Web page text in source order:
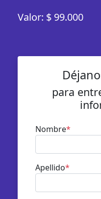
Valor: $ 99.000
para
Nombre*
Apellido*